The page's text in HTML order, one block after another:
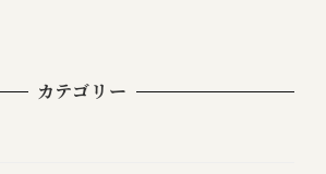
カテゴリー